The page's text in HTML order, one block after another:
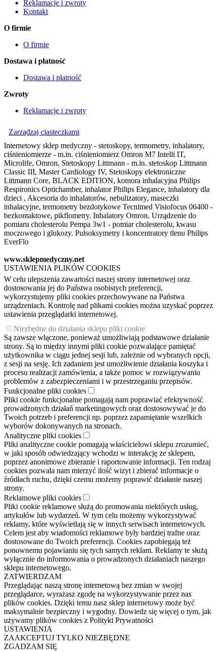
Reklamacje i zwroty
Kontakt
O firmie
O firmie
Dostawa i płatność
Dostawa i płatność
Zwroty
Reklamacje i zwroty
Zarządzaj ciasteczkami
Internetowy sklep medyczny - stetoskopy, termometry, inhalatory,
ciśnieniomierze - m.in. ciśnieniomierz Omron M7 Intelli IT,
Microlife, Omron, Stetoskopy Littmann - m.in. stetoskop Littmann
Classic III, Master Cardiology IV, Stetoskopy elektroniczne
Littmann Core, BLACK EDITION, komora inhalacyjna Philips
Respironics Optichamber, inhalator Philips Elegance, inhalatory dla
dzieci , Akcesoria do inhalatorów, nebulizatory, maseczki
inhalacyjne, termometry bezdotykowe Tecnimed Visiofocus 06400 -
bezkontaktowe, pikflometry. Inhalatory Omron. Urządzenie do
pomiaru cholesterolu Pempa 3w1 - pomiar cholesterolu, kwasu
moczowego i glukozy. Pulsoksymetry i koncentratory tlenu Philips
EverFlo
www.sklepmedyczny.net
USTAWIENIA PLIKÓW COOKIES
W celu ulepszenia zawartości naszej strony internetowej oraz
dostosowania jej do Państwa osobistych preferencji,
wykorzystujemy pliki cookies przechowywane na Państwa
urządzeniach. Kontrolę nad plikami cookies można uzyskać poprzez
ustawienia przeglądarki internetowej.
Niezbędne do działania sklepu pliki cookie
Są zawsze włączone, ponieważ umożliwiają podstawowe działanie
strony. Są to między innymi pliki cookie pozwalające pamiętać
użytkownika w ciągu jednej sesji lub, zależnie od wybranych opcji,
z sesji na sesję. Ich zadaniem jest umożliwienie działania koszyka i
procesu realizacji zamówienia, a także pomoc w rozwiązywaniu
problemów z zabezpieczeniami i w przestrzeganiu przepisów.
Funkcjonalne pliki cookies
Pliki cookie funkcjonalne pomagają nam poprawiać efektywność
prowadzonych działań marketingowych oraz dostosowywać je do
Twoich potrzeb i preferencji np. poprzez zapamiętanie wszelkich
wyborów dokonywanych na stronach.
Analityczne pliki cookies
Pliki analityczne cookie pomagają właścicielowi sklepu zrozumieć,
w jaki sposób odwiedzający wchodzi w interakcję ze sklepem,
poprzez anonimowe zbieranie i raportowanie informacji. Ten rodzaj
cookies pozwala nam mierzyć ilość wizyt i zbierać informacje o
źródłach ruchu, dzięki czemu możemy poprawić działanie naszej
strony.
Reklamowe pliki cookies
Pliki cookie reklamowe służą do promowania niektórych usług,
artykułów lub wydarzeń. W tym celu możemy wykorzystywać
reklamy, które wyświetlają się w innych serwisach internetowych.
Celem jest aby wiadomości reklamowe były bardziej trafne oraz
dostosowane do Twoich preferencji. Cookies zapobiegają też
ponownemu pojawianiu się tych samych reklam. Reklamy te służą
wyłącznie do informowania o prowadzonych działaniach naszego
sklepu internetowego.
ZATWIERDZAM
Przeglądając naszą stronę internetową bez zmian w swojej
przeglądarce, wyrażasz zgodę na wykorzystywanie przez nas
plików cookies. Dzięki temu nasz sklep internetowy może być
maksymalnie bezpieczny i wygodny. Dowiedz się więcej o tym, jak
używamy plików cookies z Polityki Prywatności
USTAWIENIA
ZAAKCEPTUJ TYLKO NIEZBĘDNE
ZGADZAM SIĘ